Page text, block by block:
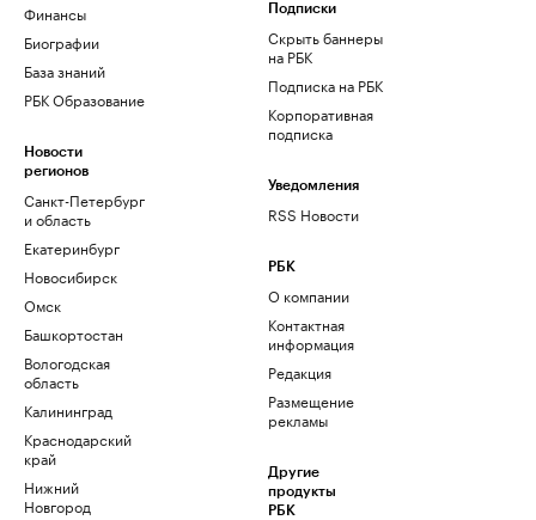
Финансы
Биографии
База знаний
РБК Образование
Новости
регионов
Санкт-Петербург
и область
Екатеринбург
Новосибирск
Омск
Башкортостан
Вологодская
область
Калининград
Краснодарский
край
Нижний
Новгород
Подписки
Скрыть баннеры
на РБК
Подписка на РБК
Корпоративная
подписка
Уведомления
RSS Новости
РБК
О компании
Контактная
информация
Редакция
Размещение
рекламы
Другие
продукты
РБК